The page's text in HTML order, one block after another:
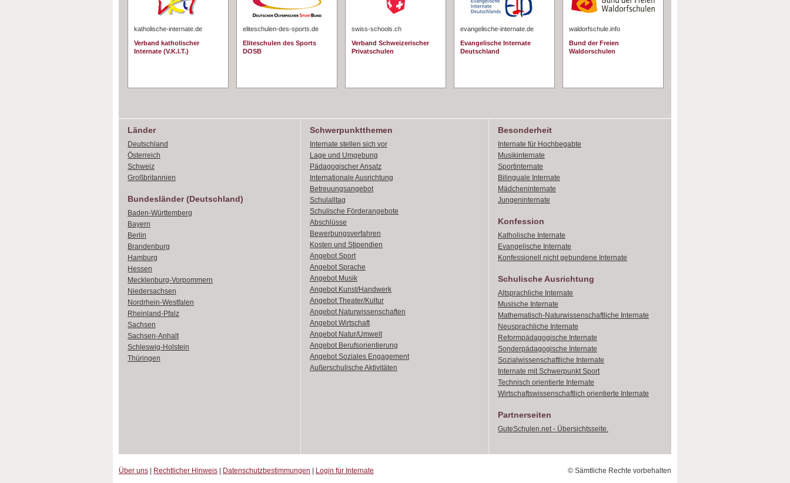
katholische-internate.de
Verband katholischer
Internate (V.K.I.T.)
eliteschulen-des-sports.de
Eliteschulen des Sports
DOSB
swiss-schools.ch
Verband Schweizerischer
Privatschulen
evangelische-internate.de
Evangelische Internate
Deutschland
waldorfschule.info
Bund der Freien
Waldorschulen
Länder
Deutschland
Österreich
Schweiz
Großbritannien
Bundesländer (Deutschland)
Baden-Württemberg
Bayern
Berlin
Brandenburg
Hamburg
Hessen
Mecklenburg-Vorpommern
Niedersachsen
Nordrhein-Westfalen
Rheinland-Pfalz
Sachsen
Sachsen-Anhalt
Schleswig-Holstein
Thüringen
Schwerpunktthemen
Internate stellen sich vor
Lage und Umgebung
Pädagogischer Ansatz
Internationale Ausrichtung
Betreuungsangebot
Schulalltag
Schulische Förderangebote
Abschlüsse
Bewerbungsverfahren
Kosten und Stipendien
Angebot Sport
Angebot Sprache
Angebot Musik
Angebot Kunst/Handwerk
Angebot Theater/Kultur
Angebot Naturwissenschaften
Angebot Wirtschaft
Angebot Natur/Umwelt
Angebot Berufsorientierung
Angebot Soziales Engagement
Außerschulische Aktivitäten
Besonderheit
Internate für Hochbegabte
Musikinternate
Sportinternate
Bilinguale Internate
Mädcheninternate
Jungeninternate
Konfession
Katholische Internate
Evangelische Internate
Konfessionell nicht gebundene Internate
Schulische Ausrichtung
Altsprachliche Internate
Musische Internate
Mathematisch-Naturwissenschaftliche Internate
Neusprachliche Internate
Reformpädagogische Internate
Sonderpädagogische Internate
Sozialwissenschaftliche Internate
Internate mit Schwerpunkt Sport
Technisch orientierte Internate
Wirtschaftswissenschaftlich orientierte Internate
Partnerseiten
GuteSchulen.net - Übersichtsseite.
Über uns Rechtlicher Hinweis Datenschutzbestimmungen Login für Internate © Sämtliche Rechte vorbehalten